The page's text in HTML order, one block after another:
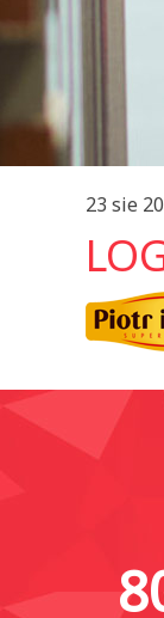
23 sie